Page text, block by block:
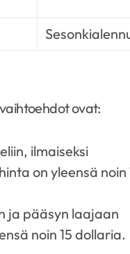
ovat:
ilmaiseksi
on yleensä noin
ja pääsyn laajaan
noin 15 dollaria.